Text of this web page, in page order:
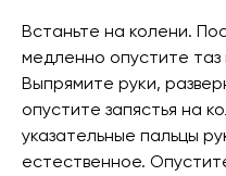
Встаньте на колени.
медленно опустите
Выпрямите руки,
опустите запястья на
указательные пальцы
естественное.